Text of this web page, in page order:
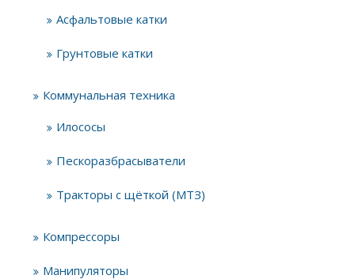
Асфальтовые катки
Грунтовые катки
Коммунальная техника
Илососы
Пескоразбрасыватели
Тракторы с щёткой (МТЗ)
Компрессоры
Манипуляторы